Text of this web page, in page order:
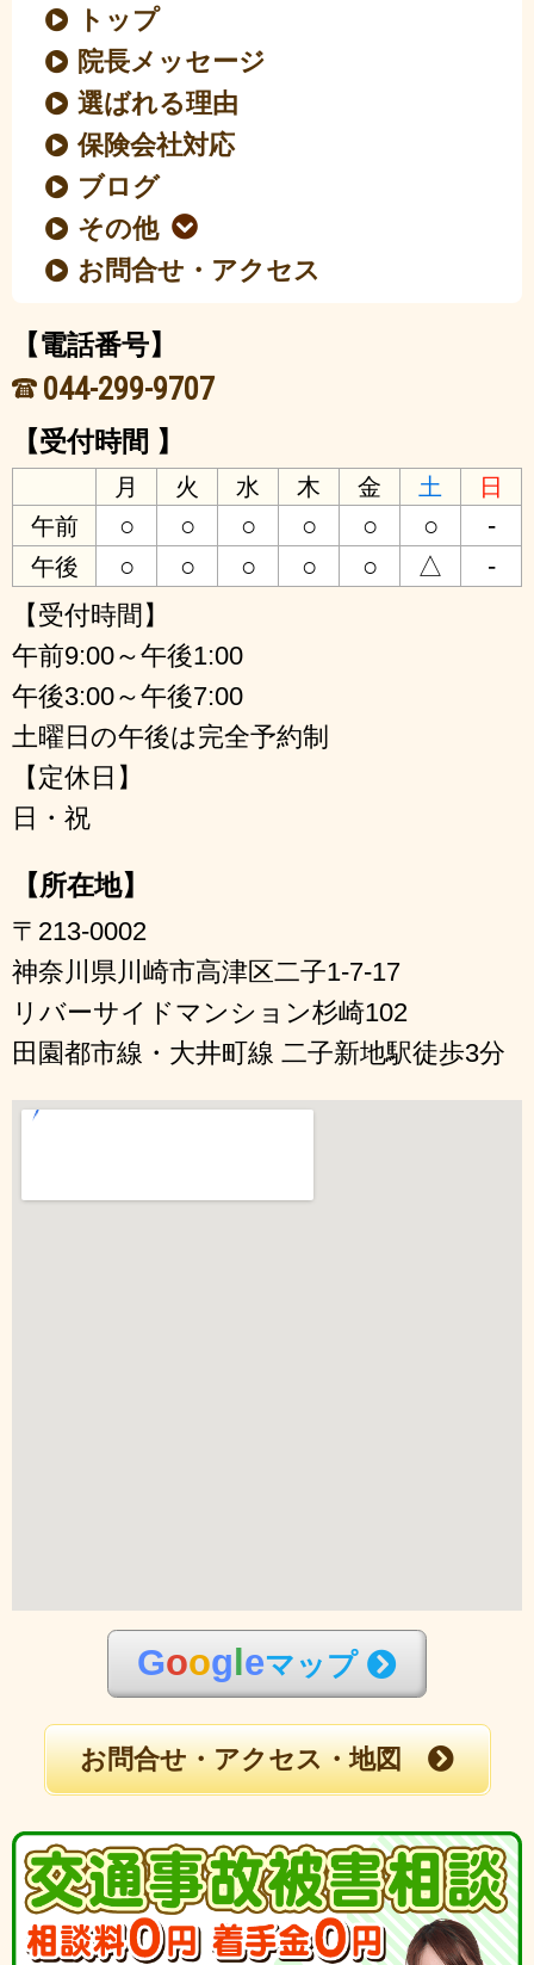
トップ
院長メッセージ
選ばれる理由
保険会社対応
ブログ
その他
お問合せ・アクセス
【電話番号】
044-299-9707
【受付時間 】
月 火 水 木 金 土
日
午前
○ ○ ○ ○ ○ ○ -
午後 ○ ○ ○ ○ ○ △
-
【受付時間】
午前9:00～午後1:00
午後3:00～午後7:00
土曜日の午後は完全予約制
【定休日】
日・祝
【所在地】
〒213-0002
神奈川県川崎市高津区二子1-7-17
リバーサイドマンション杉崎102
田園都市線・大井町線 二子新地駅徒歩3分
Googleマップ
お問合せ・アクセス・地図